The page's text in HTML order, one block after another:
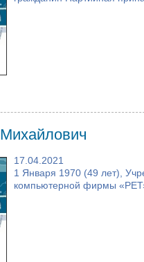
17.04.2021
1 Января 1970 (49 лет),
компьютерной фирмы